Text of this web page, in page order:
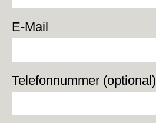
E-Mail
Telefonnummer (optional)